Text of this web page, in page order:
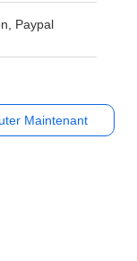
Paypal
Maintenant